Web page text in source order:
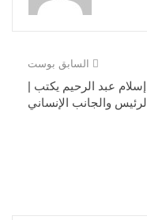
السابق بوست
إسلام عبد الرحيم يكتب |
الرئيس والجانب الإنساني